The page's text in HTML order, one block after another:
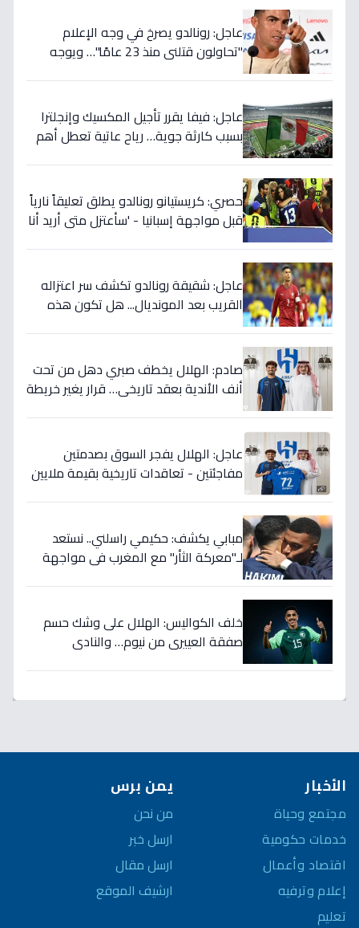
عاجل: رونالدو يصرخ في وجه الإعلام
"تحاولون قتلني منذ 23 عامًا"… ويوجه
عاجل: فيفا يقرر تأجيل المكسيك وإنجلترا
بسبب كارثة جوية… رياح عاتية تعطل أهم
حصري: كريستيانو رونالدو يطلق تعليقاً نارياً
قبل مواجهة إسبانيا - 'سأعتزل متى أريد أنا
عاجل: شقيقة رونالدو تكشف سر اعتزاله
القريب بعد المونديال... هل تكون هذه
صادم: الهلال يخطف صبري دهل من تحت
أنف الأندية بعقد تاريخي… قرار يغير خريطة
عاجل: الهلال يفجر السوق بصدمتين
مفاجئتين - تعاقدات تاريخية بقيمة ملايين
مبابي يكشف: حكيمي راسلني.. نستعد
لـ"معركة الثأر" مع المغرب في مواجهة
خلف الكواليس: الهلال على وشك حسم
صفقة العييري من نيوم… والنادي
الأخبار
مجتمع وحياة
خدمات حكومية
اقتصاد وأعمال
إعلام وترفيه
تعليم
يمن برس
من نحن
ارسل خبر
ارسل مقال
ارشيف الموقع